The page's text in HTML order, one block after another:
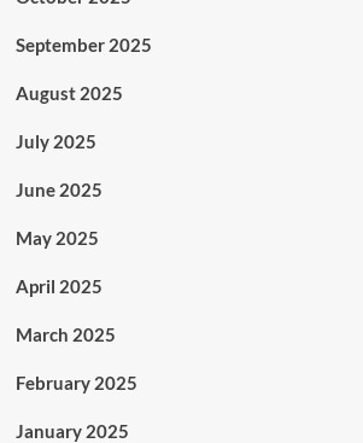
September 2025
August 2025
July 2025
June 2025
May 2025
April 2025
March 2025
February 2025
January 2025